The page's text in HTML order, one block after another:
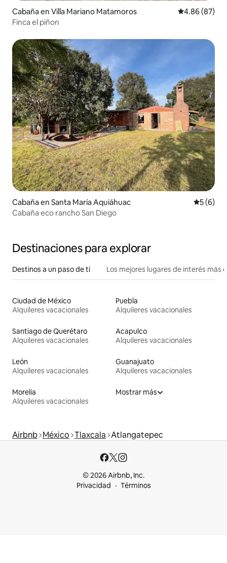
Cabaña en Villa Mariano Matamoros Calificación
4.86 (87)
Finca el piñon
Cabaña en Santa María Aquiáhuac
5 (6)
Cabaña eco rancho San Diego
Destinaciones para explorar
Destinos a un paso de ti Los mejores lugares de interés más
Ciudad de México
Alquileres vacacionales
Puebla
Alquileres vacacionales
Santiago de Querétaro
Alquileres vacacionales
Acapulco
Alquileres vacacionales
León
Alquileres vacacionales
Guanajuato
Alquileres vacacionales
Morelia
Alquileres vacacionales
Mostrar más
Airbnb México Tlaxcala Atlangatepec
© 2026 Airbnb, Inc.
Privacidad
Términos